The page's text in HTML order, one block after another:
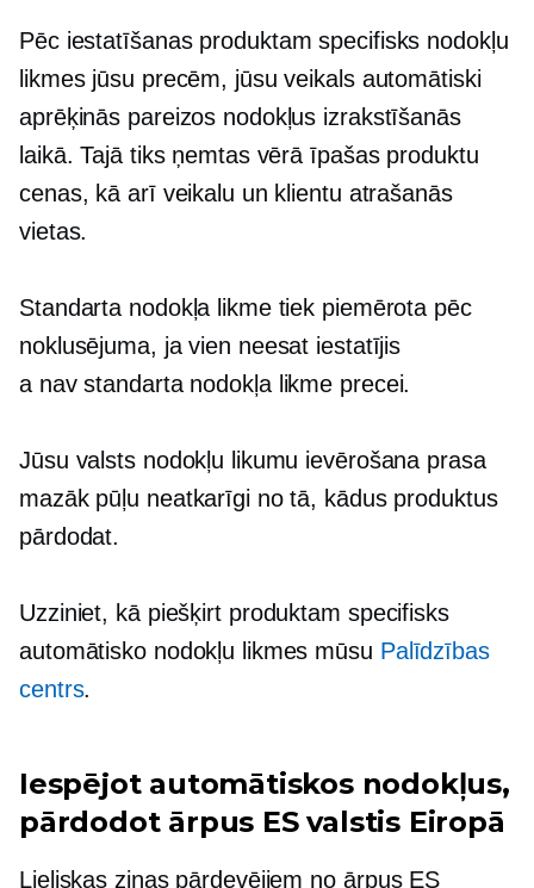
Pēc iestatīšanas produktam specifisks nodokļu
likmes jūsu precēm, jūsu veikals automātiski
aprēķinās pareizos nodokļus izrakstīšanās
laikā. Tajā tiks ņemtas vērā īpašas produktu
cenas, kā arī veikalu un klientu atrašanās
vietas.
Standarta nodokļa likme tiek piemērota pēc
noklusējuma, ja vien neesat iestatījis
a nav standartanodokļa likme precei.
Jūsu valsts nodokļu likumu ievērošana prasa
mazāk pūļu neatkarīgi no tā, kādus produktus
pārdodat.
Uzziniet, kā piešķirt produktam specifisks
automātisko nodokļu likmes mūsu Palīdzības
centrs.
Iespējot automātiskos nodokļus,
pārdodot ārpus ESvalstis Eiropā
Lieliskas ziņas pārdevējiem no ārpus ES